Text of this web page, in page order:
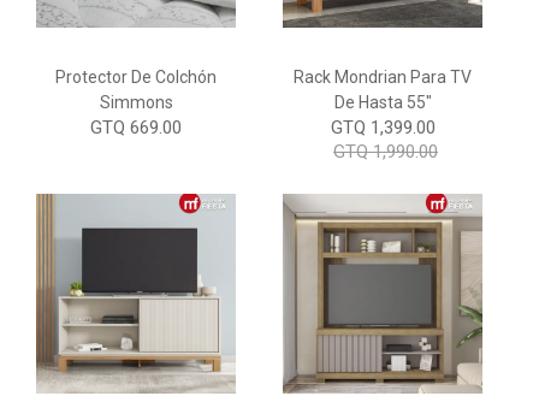
Protector De Colchón
Simmons
GTQ 669.00
Rack Mondrian Para TV
De Hasta 55"
GTQ 1,399.00
GTQ 1,990.00